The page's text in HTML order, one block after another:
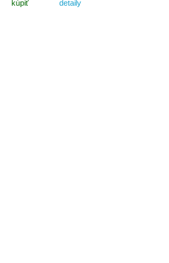
kúpiť detaily